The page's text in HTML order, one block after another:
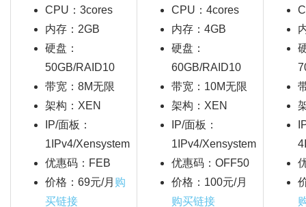
CPU：3cores
内存：2GB
硬盘：
50GB/RAID10
带宽：8M无限
架构： XEN
IP/面板：
1IPv4/Xensystem
优惠码：FEB
价格：69元/月 购
买链接
CPU：4cores
内存：4GB
硬盘：
60GB/RAID10
带宽：10M无限
架构： XEN
IP/面板：
1IPv4/Xensystem
优惠码：OFF50
价格：100元/月
购买链接